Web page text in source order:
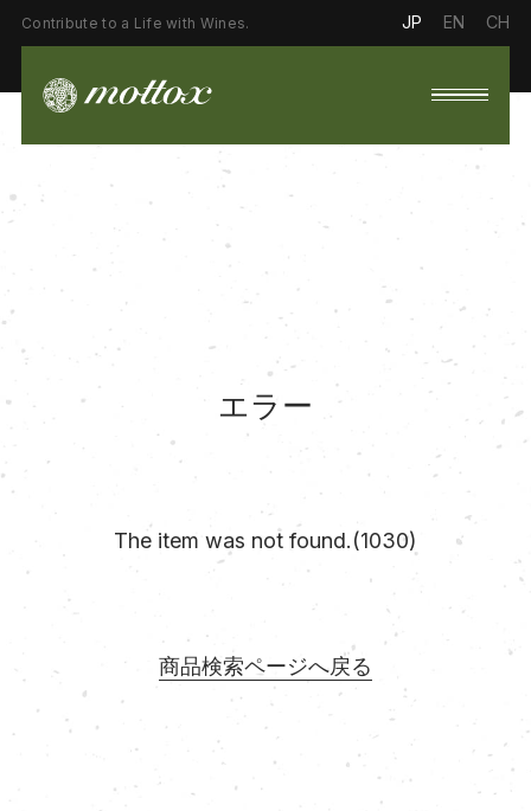
Contribute to a Life with Wines. JP EN CH
エラー
The item was not found.(1030)
商品検索ページへ戻る